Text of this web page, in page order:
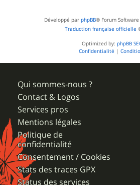
Développé par phpBB® Forum
Traduction française officielle
Optimized by: phpBB
Confidentialité |
Qui sommes-nous ?
Contact & Logos
Services pros
Mentions légales
Politique de
confidentialité
Consentement / Cookies
Stats des traces GPX
Status des services